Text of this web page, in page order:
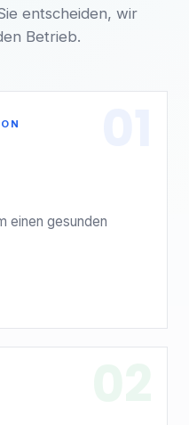
entscheiden, wir
Betrieb.
einen gesunden